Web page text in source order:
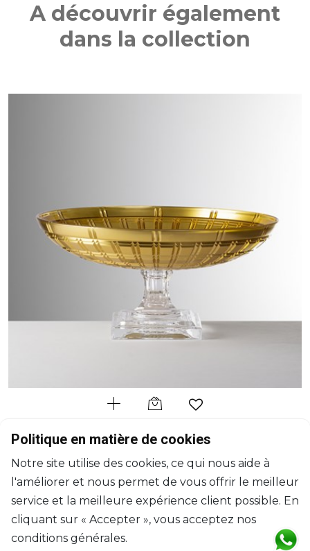
A découvrir également
dans la collection
MARIO LUCA GIUSTI
Centre de table or
1700ml, H: 13.2cm, D: 31cm
$181
Politique en matière de cookies
Notre site utilise des cookies, ce qui nous aide à
l'améliorer et nous permet de vous offrir le meilleur
service et la meilleure expérience client possible. En
cliquant sur « Accepter », vous acceptez nos
conditions générales.